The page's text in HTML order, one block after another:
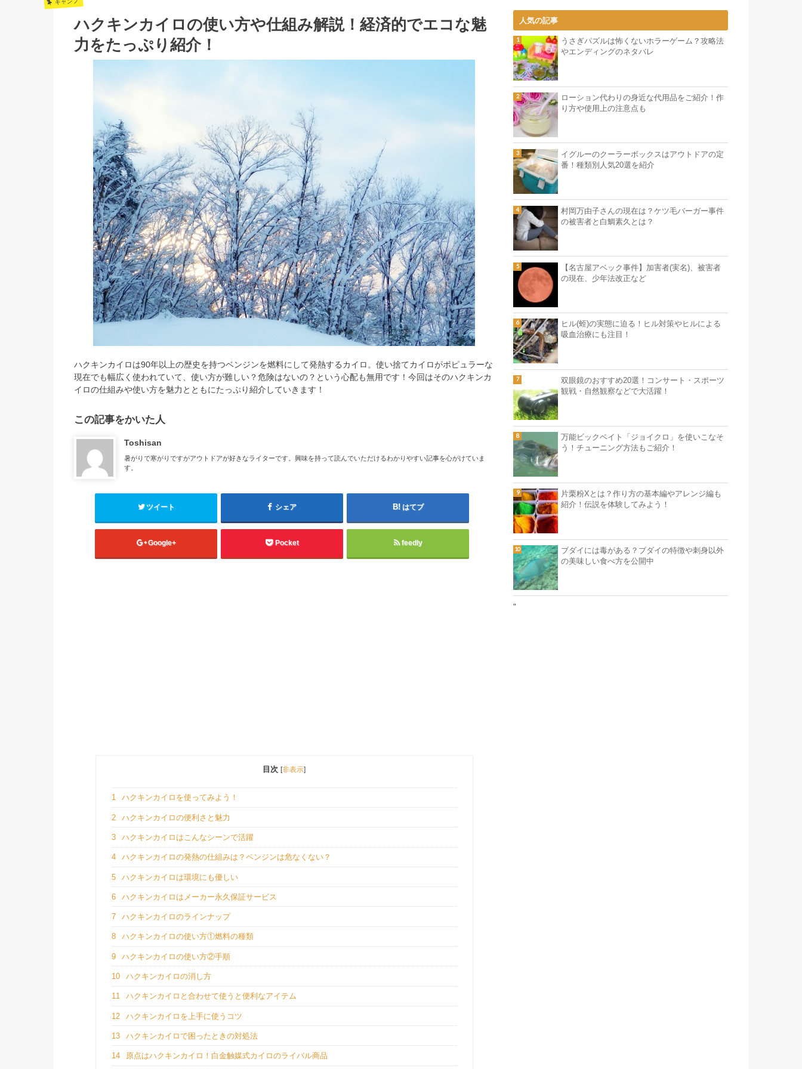
ハクキンカイロの使い方や仕組み解説！経済的でエコな魅
力をたっぷり紹介！
ハクキンカイロは90年以上の歴史を持つベンジンを燃料にして発熱するカイロ。使い捨てカイロがポピュラーな
現在でも幅広く使われていて、使い方が難しい？危険はないの？という心配も無用です！今回はそのハクキンカ
イロの仕組みや使い方を魅力とともにたっぷり紹介していきます！
この記事をかいた人
Toshisan
暑がりで寒がりですがアウトドアが好きなライターです。興味を持って読んでいただけるわかりやすい記事を心がけていま
す。
ツイート シェア はてブ
Google+ Pocket feedly
目次 [非表示]
1 ハクキンカイロを使ってみよう！
2 ハクキンカイロの便利さと魅力
3 ハクキンカイロはこんなシーンで活躍
4 ハクキンカイロの発熱の仕組みは？ベンジンは危なくない？
5 ハクキンカイロは環境にも優しい
6 ハクキンカイロはメーカー永久保証サービス
7 ハクキンカイロのラインナップ
8 ハクキンカイロの使い方①燃料の種類
9 ハクキンカイロの使い方②手順
10 ハクキンカイロの消し方
11 ハクキンカイロと合わせて使うと便利なアイテム
12 ハクキンカイロを上手に使うコツ
13 ハクキンカイロで困ったときの対処法
14 原点はハクキンカイロ！白金触媒式カイロのライバル商品
人気の記事
うさぎパズルは怖くないホラーゲーム？攻略法
やエンディングのネタバレ
ローション代わりの身近な代用品をご紹介！作
り方や使用上の注意点も
イグルーのクーラーボックスはアウトドアの定
番！種類別人気20選を紹介
村岡万由子さんの現在は？ケツ毛バーガー事件
の被害者と白鯛素久とは？
【名古屋アベック事件】加害者(実名)、被害者
の現在、少年法改正など
ヒル(蛭)の実態に迫る！ヒル対策やヒルによる
吸血治療にも注目！
双眼鏡のおすすめ20選！コンサート・スポーツ
観戦・自然観察などで大活躍！
万能ビックベイト「ジョイクロ」を使いこなそ
う！チューニング方法もご紹介！
片栗粉Xとは？作り方の基本編やアレンジ編も
紹介！伝説を体験してみよう！
ブダイには毒がある？ブダイの特徴や刺身以外
の美味しい食べ方を公開中
"